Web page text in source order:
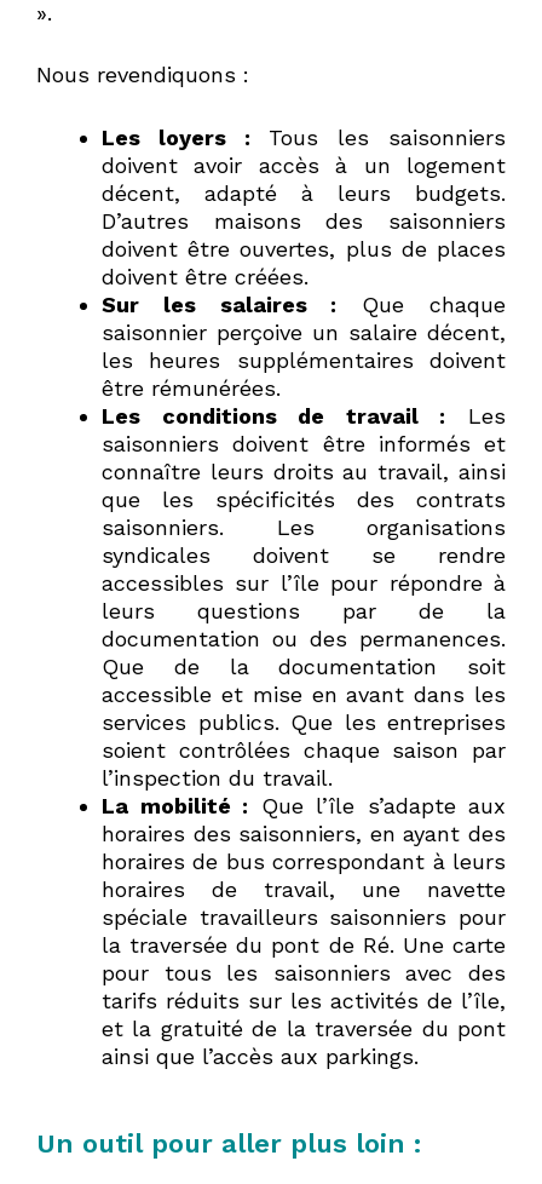
».
Nous revendiquons :
Les loyers : Tous les saisonniers
doivent avoir accès à un logement
décent, adapté à leurs budgets.
D’autres maisons des saisonniers
doivent être ouvertes, plus de places
doivent être créées.
Sur les salaires : Que chaque
saisonnier perçoive un salaire décent,
les heures supplémentaires doivent
être rémunérées.
Les conditions de travail : Les
saisonniers doivent être informés et
connaître leurs droits au travail, ainsi
que les spécificités des contrats
saisonniers. Les organisations
syndicales doivent se rendre
accessibles sur l’île pour répondre à
leurs questions par de la
documentation ou des permanences.
Que de la documentation soit
accessible et mise en avant dans les
services publics. Que les entreprises
soient contrôlées chaque saison par
l’inspection du travail.
La mobilité : Que l’île s’adapte aux
horaires des saisonniers, en ayant des
horaires de bus correspondant à leurs
horaires de travail, une navette
spéciale travailleurs saisonniers pour
la traversée du pont de Ré. Une carte
pour tous les saisonniers avec des
tarifs réduits sur les activités de l’île,
et la gratuité de la traversée du pont
ainsi que l’accès aux parkings.
Un outil pour aller plus loin :